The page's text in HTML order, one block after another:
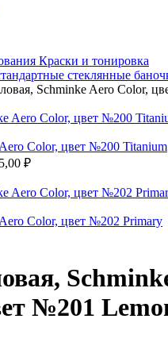
Краски и тонировка
стеклянные
Schminke Aero Color,
Color, цвет №200 Titanium
₽
Color, цвет №202 Primary
№201